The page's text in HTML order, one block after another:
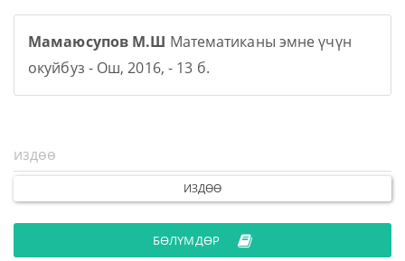
Мамаюсупов М.Ш Математиканы эмне үчүн
окуйбуз - Ош, 2016, - 13 б.
ИЗДӨӨ
БӨЛҮМДӨР